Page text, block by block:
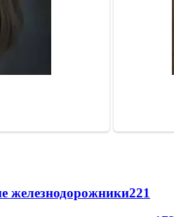
железнодорожники221